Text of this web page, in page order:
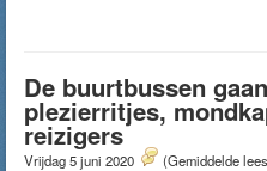
De buurtbussen
plezierritjes,
reizigers
Vrijdag 5 juni 2020 (Gemiddelde